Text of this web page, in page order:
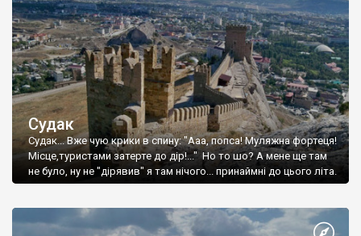
Судак
Судак... Вже чую крики в спину: "Ааа, попса! Муляжна фортеця!
Місце,туристами затерте до дір!..." Но то шо? А мене ще там
не було, ну не "дірявив" я там нічого... принаймні до цього літа.